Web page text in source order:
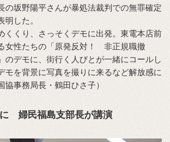
の坂野陽平さんが暴処法裁判での無罪確定
した。
くり、さっそくデモに出発。東電本店前
女性たちの「原発反対！ 非正規職撤
デモに、街行く人びとが一緒にコールし
モを背景に写真を撮りに来るなど解放感に
事務局長・鶴田ひさ子）
婦民福島支部長が講演